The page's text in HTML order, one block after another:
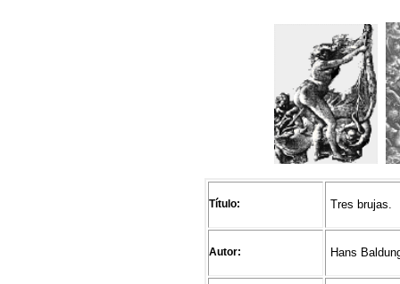
Título: Tres brujas.
Autor: Hans